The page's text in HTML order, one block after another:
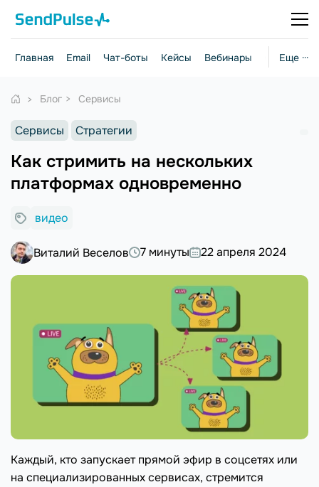
Еще ···
Главная Email Чат-боты Кейсы Вебинары Стратегии
Блог Сервисы
Сервисы Стратегии
Как стримить на нескольких
платформах одновременно
видео
Виталий Веселов 7 минуты 22 апреля 2024
Каждый, кто запускает прямой эфир в соцсетях или
на специализированных сервисах, стремится